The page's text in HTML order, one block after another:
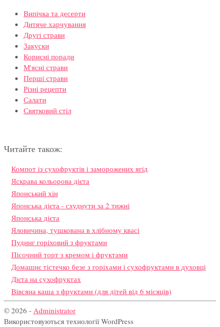
Випічка та десерти
Дитяче харчування
Другі страви
Закуски
Корисні поради
М'ясні страви
Перші страви
Різні рецепти
Салати
Святковий стіл
Читайте також:
Компот із сухофруктів і заморожених ягід
Яскрава кольорова дієта
Японський хін
Японська дієта - схуднути за 2 тижні
Японська дієта
Яловичина, тушкована в хлібному квасі
Пудинг горіховий з фруктами
Пісочний торт з кремом і фруктами
Домашнє тістечко безе з горіхами і сухофруктами в духовці
Дієта на сухофруктах
Вівсяна каша з фруктами (для дітей від 6 місяців)
© 2026 - Administrator
Використовуються технології WordPress